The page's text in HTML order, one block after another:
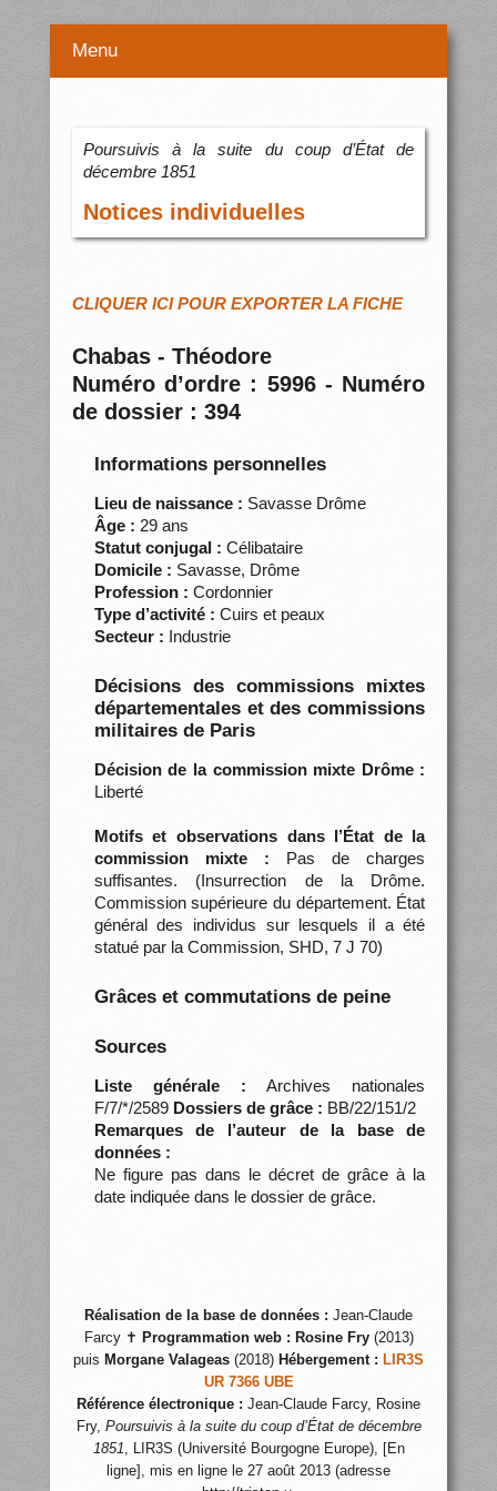
Menu
Poursuivis à la suite du coup d’État de
décembre 1851
Notices individuelles
CLIQUER ICI POUR EXPORTER LA FICHE
Chabas - Théodore
Numéro d’ordre : 5996 - Numéro
de dossier : 394
Informations personnelles
Lieu de naissance : Savasse Drôme
Âge : 29 ans
Statut conjugal : Célibataire
Domicile : Savasse, Drôme
Profession : Cordonnier
Type d’activité : Cuirs et peaux
Secteur : Industrie
Décisions des commissions mixtes
départementales et des commissions
militaires de Paris
Décision de la commission mixte Drôme :
Liberté
Motifs et observations dans l’État de la
commission mixte : Pas de charges
suffisantes. (Insurrection de la Drôme.
Commission supérieure du département. État
général des individus sur lesquels il a été
statué par la Commission, SHD, 7 J 70)
Grâces et commutations de peine
Sources
Liste générale : Archives nationales
F/7/*/2589 Dossiers de grâce : BB/22/151/2
Remarques de l’auteur de la base de
données :
Ne figure pas dans le décret de grâce à la
date indiquée dans le dossier de grâce.
Réalisation de la base de données : Jean-Claude
Farcy ✝ Programmation web : Rosine Fry(2013)
puis Morgane Valageas (2018) Hébergement : LIR3S
UR 7366 UBE
Référence électronique : Jean-Claude Farcy, Rosine
Fry, Poursuivis à la suite du coup d’État de décembre
1851, LIR3S (Université Bourgogne Europe), [En
ligne], mis en ligne le 27 août 2013 (adresse